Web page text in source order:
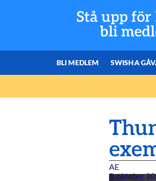
Stå upp för
bli
BLI MEDLEM SWISHA
AE
8. oktober